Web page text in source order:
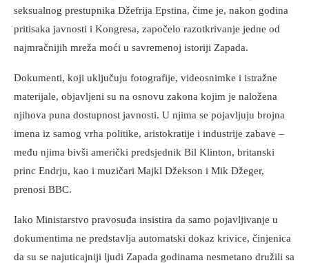
seksualnog prestupnika Džefrija Epstina, čime je, nakon godina
pritisaka javnosti i Kongresa, započelo razotkrivanje jedne od
najmračnijih mreža moći u savremenoj istoriji Zapada.
Dokumenti, koji uključuju fotografije, videosnimke i istražne
materijale, objavljeni su na osnovu zakona kojim je naložena
njihova puna dostupnost javnosti. U njima se pojavljuju brojna
imena iz samog vrha politike, aristokratije i industrije zabave –
među njima bivši američki predsjednik Bil Klinton, britanski
princ Endrju, kao i muzičari Majkl Džekson i Mik Džeger,
prenosi BBC.
Iako Ministarstvo pravosuđa insistira da samo pojavljivanje u
dokumentima ne predstavlja automatski dokaz krivice, činjenica
da su se najuticajniji ljudi Zapada godinama nesmetano družili sa